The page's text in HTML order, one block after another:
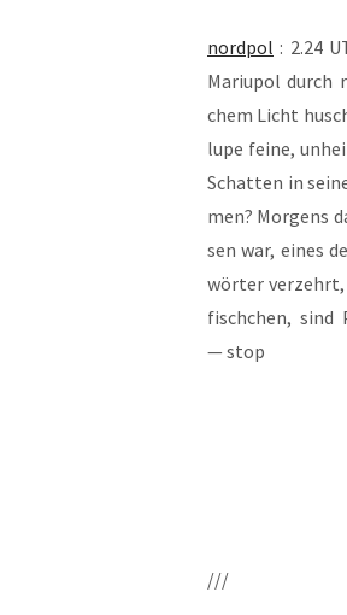
nord­pol : 2.24
Mariu­pol durch
chem Licht
lu­pe fei­ne,
Schat­ten in
men? Mor­gens
sen war, eines
wör­ter ver­zehrt,
fisch­chen, sind
— stop
///